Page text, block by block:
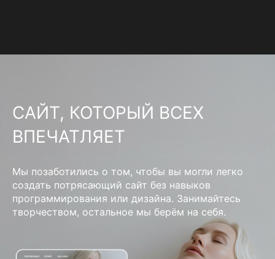
САЙТ, КОТОРЫЙ ВСЕХ
ВПЕЧАТЛЯЕТ
Мы позаботились о том, чтобы вы могли легко
создать потрясающий сайт без навыков
программирования или дизайна. Занимайтесь
творчеством, остальное мы берём на себя.